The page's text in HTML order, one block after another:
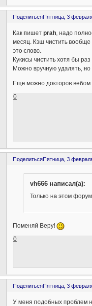
ПоделитьсяПятница, 3
Как пишет prah, надо
месяц. Кэш чистить
это слово.
Кукисы чистить хотя бы
Можно вручную удалять, но
Еще можно докторов вебом
0
ПоделитьсяПятница, 3
vh666 написал(а):
Только на этом
Поменяй Веру!
0
ПоделитьсяПятница, 3
У меня подобных проблем